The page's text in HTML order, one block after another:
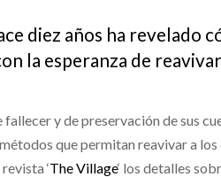
diez años ha revelado
la esperanza de
y de preservación de sus
que permitan reavivar a los
‘The Village‘ los detalles